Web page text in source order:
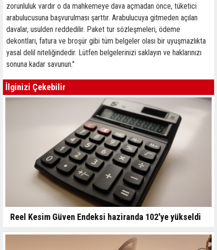
zorunluluk vardır o da mahkemeye dava açmadan önce, tüketici
arabulucusuna başvurulması şarttır. Arabulucuya gitmeden açılan
davalar, usulden reddedilir. Paket tur sözleşmeleri, ödeme
dekontları, fatura ve broşür gibi tüm belgeler olası bir uyuşmazlıkta
yasal delil niteliğindedir. Lütfen belgelerinizi saklayın ve haklarınızı
sonuna kadar savunun."
İlginizi Çekebilir
Reel Kesim Güven Endeksi haziranda 102'ye yükseldi